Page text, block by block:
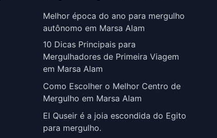
Melhor época do ano para mergulho
autônomo em Marsa Alam
10 Dicas Principais para
Mergulhadores de Primeira Viagem
em Marsa Alam
Como Escolher o Melhor Centro de
Mergulho em Marsa Alam
El Quseir é a joia escondida do Egito
para mergulho.